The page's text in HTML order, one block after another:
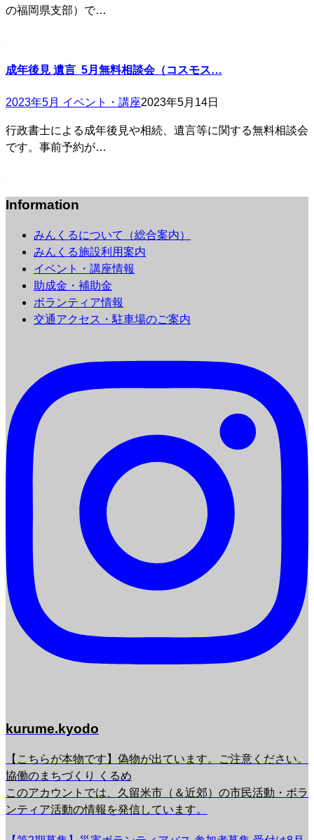
の福岡県支部）で…
成年後見 遺言 5月無料相談会（コスモス…
2023年5月 イベント・講座2023年5月14日
行政書士による成年後見や相続、遺言等に関する無料相談会
です。事前予約が…
Information
みんくるについて（総合案内）
みんくる施設利用案内
イベント・講座情報
助成金・補助金
ボランティア情報
交通アクセス・駐車場のご案内
kurume.kyodo
【こちらが本物です】偽物が出ています。ご注意ください。
協働のまちづくり くるめ
このアカウントでは、久留米市（＆近郊）の市民活動・ボラ
ンティア活動の情報を発信しています。